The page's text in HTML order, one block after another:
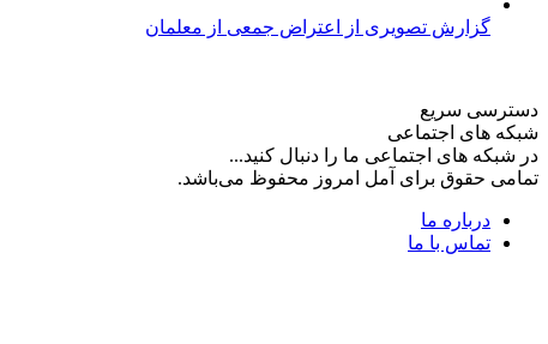
گزارش تصویری از اعتراض جمعی از معلمان
دسترسی سریع
شبکه های اجتماعی
در شبکه های اجتماعی ما را دنبال کنید...
تمامی حقوق برای آمل امروز محفوظ می‌باشد.
درباره ما
تماس با ما